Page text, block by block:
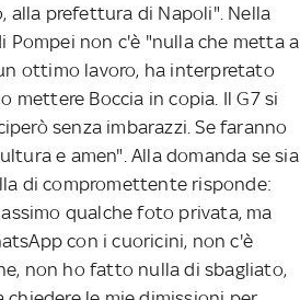
alla prefettura di Napoli". Nella
Pompei non c'è "nulla che metta a
ottimo lavoro, ha interpretato
mettere Boccia in copia. Il G7 si
senza imbarazzi. Se faranno
e amen". Alla domanda se sia
di compromettente risponde:
qualche foto privata, ma
con i cuoricini, non c'è
non ho fatto nulla di sbagliato,